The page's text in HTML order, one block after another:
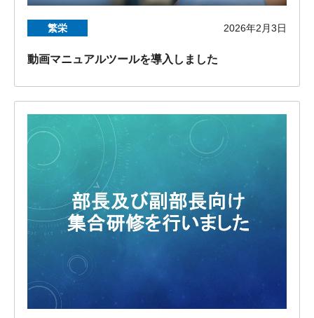
繁栄 2026年2月3日
動画マニュアルツールを導入しました